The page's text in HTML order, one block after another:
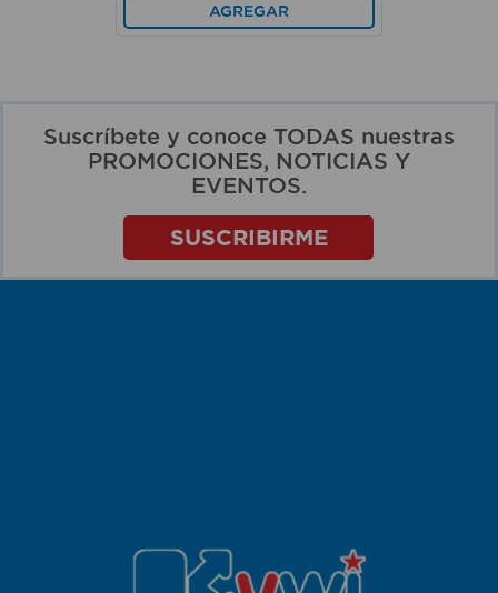
AGREGAR
Suscríbete y conoce TODAS nuestras
PROMOCIONES, NOTICIAS Y
EVENTOS.
SUSCRIBIRME